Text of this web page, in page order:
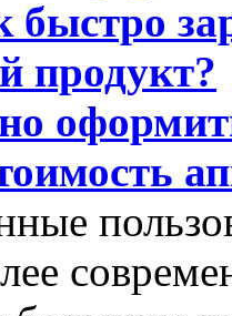
быстро
продукт?